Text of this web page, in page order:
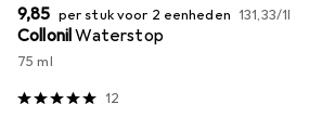
EUR
9,85 per stuk voor 2 eenheden EUR
131,33/1l
CollonilWaterstop
75 ml
12